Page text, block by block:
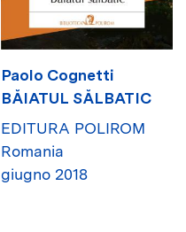
Paolo Cognetti
BĂIATUL SĂLBATIC
EDITURA POLIROM
Romania
giugno 2018